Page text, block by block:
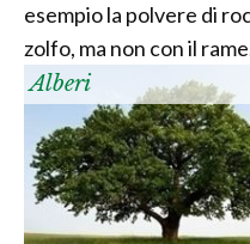
esempio la polvere di
zolfo, ma non con il
Alberi